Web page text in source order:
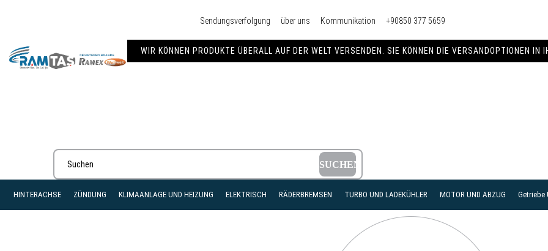
Sendungsverfolgung über uns Kommunikation +90850 377 5659
WIR KÖNNEN PRODUKTE ÜBERALL AUF DER WELT VERSENDEN. SIE KÖNNEN DIE VERSANDOPTIONEN IN
HINTERACHSE ZÜNDUNG KLIMAANLAGE UND HEIZUNG ELEKTRISCH RÄDERBREMSEN TURBO UND LADEKÜHLER MOTOR UND ABZUG Getriebe